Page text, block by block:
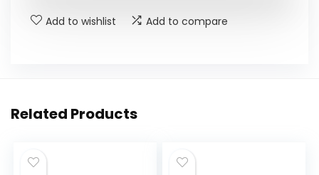
Add to wishlist Add to compare
Related Products